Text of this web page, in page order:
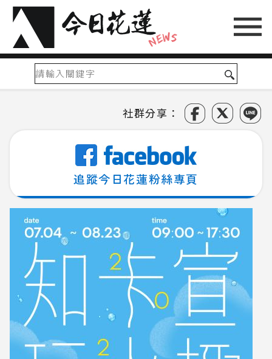
社群分享：
追蹤今日花蓮粉絲專頁